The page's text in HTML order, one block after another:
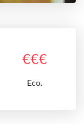
€€€
Eco.